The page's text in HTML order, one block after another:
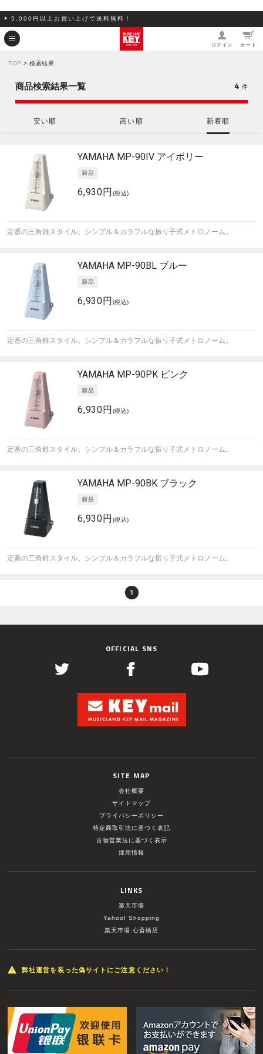
5,000円以上お買い上げで送料無料！
ログイン カート
TOP > 検索結果
安い順 高い順 新着順
商品検索結果一覧 4 件
YAMAHA MP-90IV アイボリー
6,930円 (税込)
定番の三角錐スタイル。シンプル＆カラフルな振り子式メトロノーム。
YAMAHA MP-90BL ブルー
6,930円 (税込)
定番の三角錐スタイル。シンプル＆カラフルな振り子式メトロノーム。
YAMAHA MP-90PK ピンク
6,930円 (税込)
定番の三角錐スタイル。シンプル＆カラフルな振り子式メトロノーム。
YAMAHA MP-90BK ブラック
6,930円 (税込)
定番の三角錐スタイル。シンプル＆カラフルな振り子式メトロノーム。
1
OFFICIAL SNS
SITE MAP
会社概要
サイトマップ
プライバシーポリシー
特定商取引法に基づく表記
古物営業法に基づく表示
採用情報
LINKS
楽天市場
Yahoo! Shopping
楽天市場 心斎橋店
弊社運営を装った偽サイトにご注意ください！